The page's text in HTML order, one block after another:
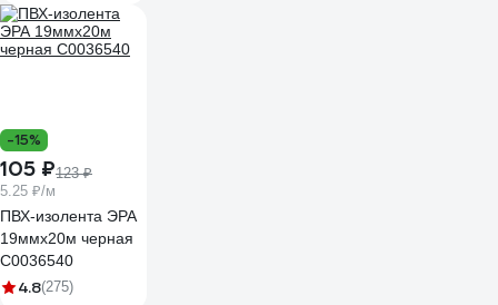
-15%
105 ₽123 ₽
5.25 ₽/м
ПВХ-изолента ЭРА
19ммх20м черная
C0036540
4.8(275)